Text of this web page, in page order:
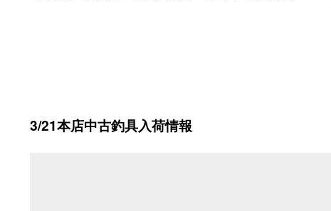
3/21本店中古釣具入荷情報